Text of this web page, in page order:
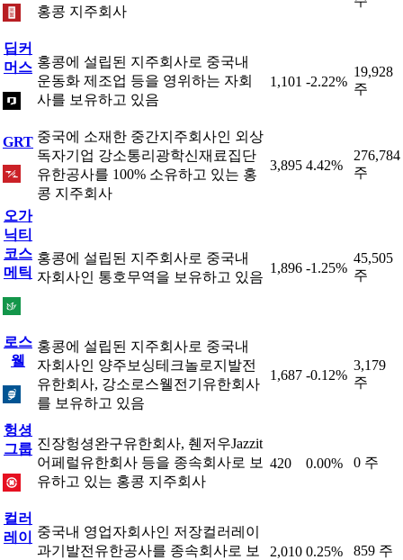
홍콩 지주회사
딥커
머스 홍콩에 설립된 지주회사로 중국내
운동화 제조업 등을 영위하는 자회
사를 보유하고 있음
1,101 -2.22%
19,928
주
GRT 중국에 소재한 중간지주회사인 외상
독자기업 강소통리광학신재료집단
유한공사를 100% 소유하고 있는 홍
콩 지주회사
3,895 4.42%
276,784
주
오가
닉티
코스
메틱
홍콩에 설립된 지주회사로 중국내
자회사인 통호무역을 보유하고 있음
1,896 -1.25%
45,505
주
로스
웰
홍콩에 설립된 지주회사로 중국내
자회사인 양주보싱테크놀로지발전
유한회사, 강소로스웰전기유한회사
를 보유하고 있음
1,687 -0.12%
3,179
주
헝셩
그룹 진장헝셩완구유한회사, 췐저우Jazzit
어페럴유한회사 등을 종속회사로 보
유하고 있는 홍콩 지주회사
420 0.00% 0 주
컬러
레이
중국내 영업자회사인 저장컬러레이
과기발전유한공사를 종속회사로 보
2,010 0.25% 859 주